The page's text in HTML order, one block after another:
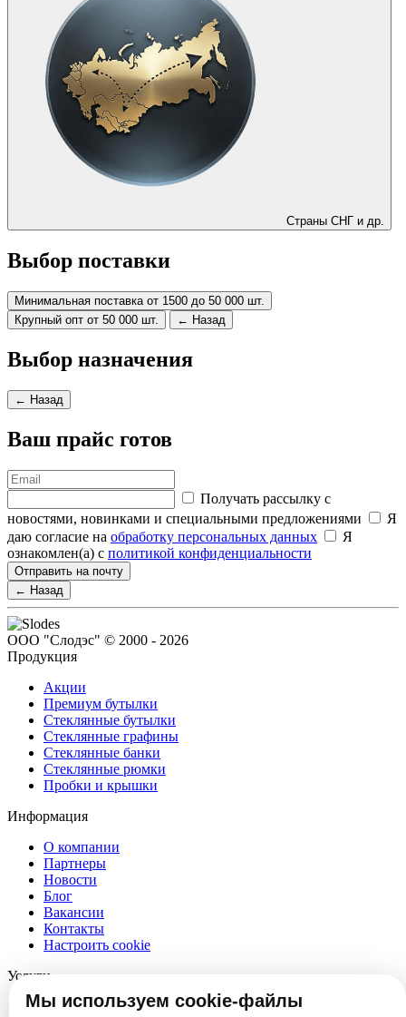
Страны СНГ и др.
Выбор поставки
Минимальная поставка от 1500 до 50 000 шт.
Крупный опт от 50 000 шт.
← Назад
Выбор назначения
← Назад
Ваш прайс готов
Получать рассылку с
новостями, новинками и специальными предложениями
Я
даю согласие на обработку персональных данных
Я
ознакомлен(а) с политикой конфиденциальности
Отправить на почту
← Назад
ООО "Слодэс" © 2000 - 2026
Продукция
Акции
Премиум бутылки
Стеклянные бутылки
Стеклянные графины
Стеклянные банки
Стеклянные рюмки
Пробки и крышки
Информация
О компании
Партнеры
Новости
Блог
Вакансии
Контакты
Настроить cookie
Услуги
Производство стеклотары
Мы используем cookie-файлы